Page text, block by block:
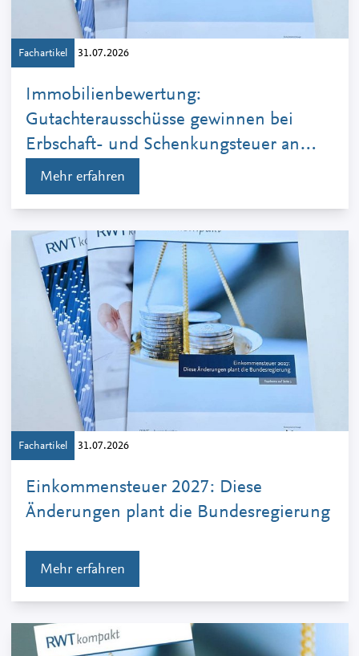
Fachartikel 31.07.2026
Immobilienbewertung:
Gutachterausschüsse gewinnen bei
Erbschaft- und Schenkungsteuer an
Bedeutung
Mehr erfahren
Fachartikel 31.07.2026
Einkommensteuer 2027: Diese
Änderungen plant die Bundesregierung
Mehr erfahren